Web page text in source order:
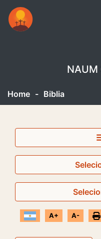
NAUM
Home - Biblia
A+ A-